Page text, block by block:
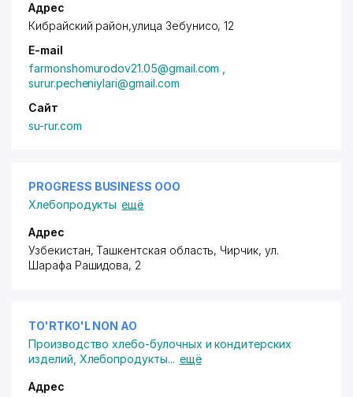
Адрес
Кибрайский район,улица Зебунисо, 12
E-mail
farmonshomurodov21.05@gmail.com ,
surur.pecheniylari@gmail.com
Сайт
su-rur.com
PROGRESS BUSINESS ООО
Хлебопродукты ещё
Адрес
Узбекистан, Ташкентская область, Чирчик, ул.
Шарафа Рашидова, 2
TO'RTKO'L NON АО
Производство хлебо-булочных и кондитерских
изделий Хлебопродукты... ещё
Адрес